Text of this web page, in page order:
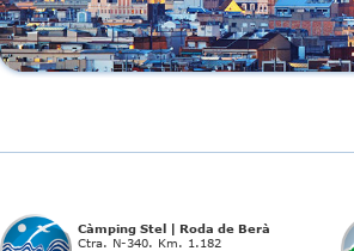
Càmping Stel | Roda de Berà
Ctra. N-340. Km. 1.182